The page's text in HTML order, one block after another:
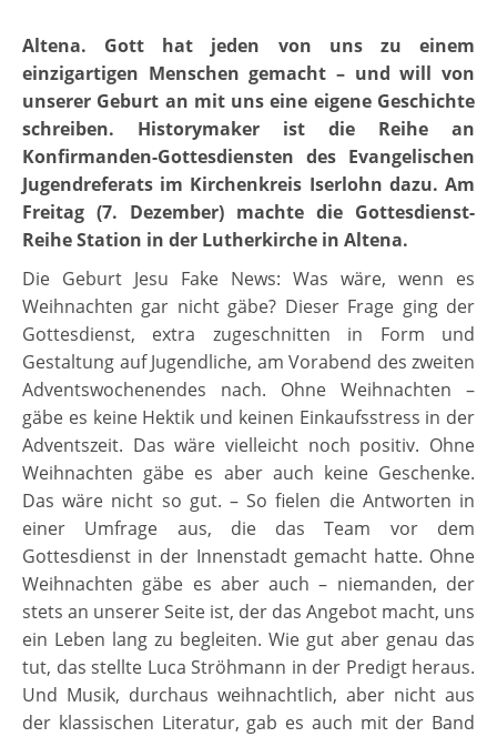
Altena. Gott hat jeden von uns zu einem
einzigartigen Menschen gemacht – und will von
unserer Geburt an mit uns eine eigene Geschichte
schreiben. Historymaker ist die Reihe an
Konfirmanden-Gottesdiensten des Evangelischen
Jugendreferats im Kirchenkreis Iserlohn dazu. Am
Freitag (7. Dezember) machte die Gottesdienst-
Reihe Station in der Lutherkirche in Altena.
Die Geburt Jesu Fake News: Was wäre, wenn es
Weihnachten gar nicht gäbe? Dieser Frage ging der
Gottesdienst, extra zugeschnitten in Form und
Gestaltung auf Jugendliche, am Vorabend des zweiten
Adventswochenendes nach. Ohne Weihnachten –
gäbe es keine Hektik und keinen Einkaufsstress in der
Adventszeit. Das wäre vielleicht noch positiv. Ohne
Weihnachten gäbe es aber auch keine Geschenke.
Das wäre nicht so gut. – So fielen die Antworten in
einer Umfrage aus, die das Team vor dem
Gottesdienst in der Innenstadt gemacht hatte. Ohne
Weihnachten gäbe es aber auch – niemanden, der
stets an unserer Seite ist, der das Angebot macht, uns
ein Leben lang zu begleiten. Wie gut aber genau das
tut, das stellte Luca Ströhmann in der Predigt heraus.
Und Musik, durchaus weihnachtlich, aber nicht aus
der klassischen Literatur, gab es auch mit der Band